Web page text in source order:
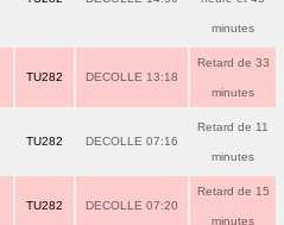
minutes
TU282 DECOLLE 13:18
Retard de 33
minutes
TU282 DECOLLE 07:16
Retard de 11
minutes
TU282 DECOLLE 07:20
Retard de 15
minutes